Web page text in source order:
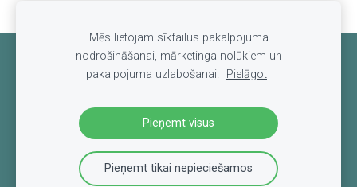
Sīkdatnes
Mēs lietojam sīkfailus pakalpojuma
nodrošināšanai, mārketinga nolūkiem un
pakalpojuma uzlabošanai.
Pielāgot
Pieņemt visus
Pieņemt tikai nepieciešamos